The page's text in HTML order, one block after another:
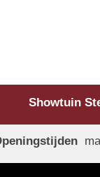
Showtuin